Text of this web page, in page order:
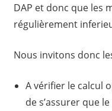
DAP et donc que les
régulièrement
Nous invitons donc
A vérifier le calcul
de s’assurer que